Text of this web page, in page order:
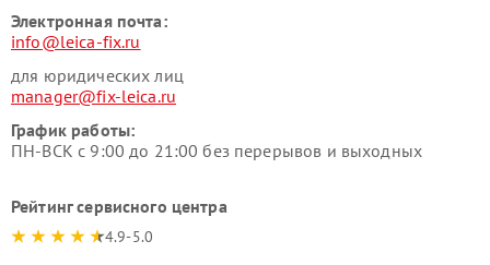
Электронная почта:
info@leica-fix.ru
для юридических лиц
manager@fix-leica.ru
График работы:
ПН-ВСК с 9:00 до 21:00 без перерывов и выходных
Рейтинг сервисного центра
4.9-5.0